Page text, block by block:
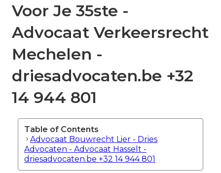
Voor Je 35ste -
Advocaat Verkeersrecht
Mechelen -
driesadvocaten.be +32
14 944 801
Table of Contents
Advocaat Bouwrecht Lier - Dries
Advocaten - Advocaat Hasselt -
driesadvocaten.be +32 14 944 801